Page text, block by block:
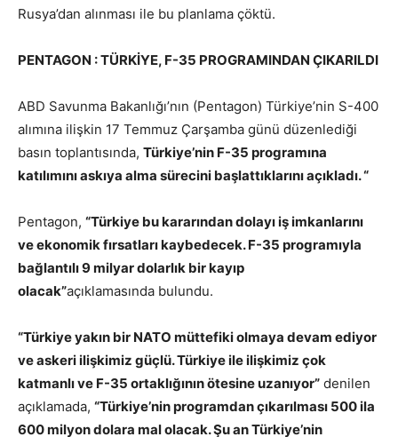
Rusya’dan alınması ile bu planlama çöktü.
PENTAGON : TÜRKİYE, F-35 PROGRAMINDAN ÇIKARILDI
ABD Savunma Bakanlığı’nın (Pentagon) Türkiye’nin S-400
alımına ilişkin 17 Temmuz Çarşamba günü düzenlediği
basın toplantısında, Türkiye’nin F-35 programına
katılımını askıya alma sürecini başlattıklarını açıkladı. “
Pentagon, “Türkiye bu kararından dolayı iş imkanlarını
ve ekonomik fırsatları kaybedecek. F-35 programıyla
bağlantılı 9 milyar dolarlık bir kayıp
olacak”açıklamasında bulundu.
“Türkiye yakın bir NATO müttefiki olmaya devam ediyor
ve askeri ilişkimiz güçlü. Türkiye ile ilişkimiz çok
katmanlı ve F-35 ortaklığının ötesine uzanıyor” denilen
açıklamada, “Türkiye’nin programdan çıkarılması 500 ila
600 milyon dolara mal olacak. Şu an Türkiye’nin